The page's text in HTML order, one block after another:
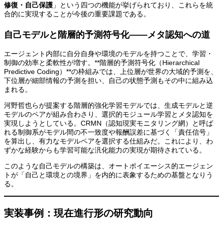
修復・自己保護 」という四つの機能が挙げられており、これらを統
合的に実現することが今後の重要課題である。
自己モデルと階層的予測符号化——メタ認知への道
エージェント内部に自分自身や環境のモデルを持つことで、学習・
制御の効率と柔軟性が増す。**階層的予測符号化（Hierarchical
Predictive Coding）**の枠組みでは、上位層が世界の大域的予測を、
下位層が細部情報の予測を担い、自己の状態予測もその中に組み込
まれる。
河野哲也らが提案する階層的強化学習モデルでは、生成モデルと逆
モデルのペアが組み合わさり、選択的モジュール学習とメタ認知を
実現しようとしている。CRMN（認知現実モニタリング網）と呼ば
れる制御系がモデル間の不一致度や報酬誤差に基づく「責任信号」
を算出し、有力なモデルペアを選択する仕組みだ。これにより、わ
ずかな経験からも学習可能な汎化能力の実現が期待されている。
このような自己モデルの構築は、オートポイエーシス的エージェン
トが「自己と環境との境界」を内的に表象するための基盤となりう
る。
実装事例：現在進行形の研究動向